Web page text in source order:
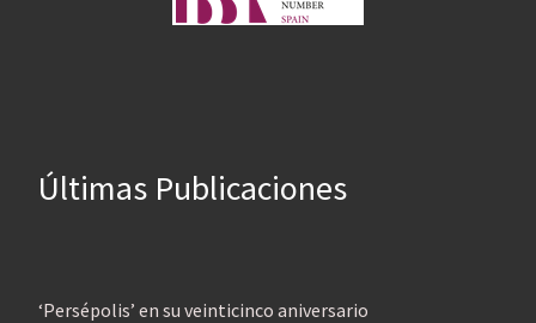
Últimas Publicaciones
‘Persépolis’ en su veinticinco aniversario